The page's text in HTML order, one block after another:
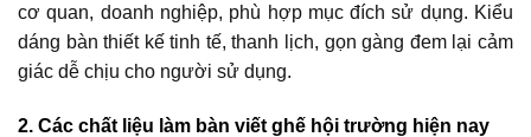
cơ quan, doanh nghiệp, phù hợp mục đích sử dụng. Kiểu
dáng bàn thiết kế tinh tế, thanh lịch, gọn gàng đem lại cảm
giác dễ chịu cho người sử dụng.
2. Các chất liệu làm bàn viết ghế hội trường hiện nay